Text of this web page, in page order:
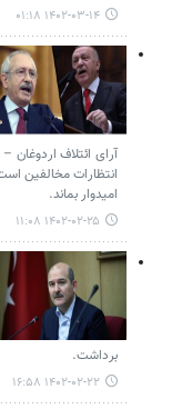
۱۴۰۲-۰۳-۱۴ ۰۱:۱۸
آرای ائتلاف اردوغان
انتظارات مخالفین
امیدوار بماند.
۱۴۰۲-۰۲-۲۵ ۱۱:۰۸
برداشت.
۱۴۰۲-۰۲-۲۲ ۱۶:۵۸